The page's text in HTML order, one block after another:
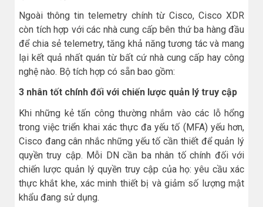
Ngoài thông tin telemetry chính từ Cisco, Cisco XDR
còn tích hợp với các nhà cung cấp bên thứ ba hàng đầu
để chia sẻ telemetry, tăng khả năng tương tác và mang
lại kết quả nhất quán từ bất cứ nhà cung cấp hay công
nghệ nào. Bộ tích hợp có sẵn bao gồm:
3 nhân tốt chính đối với chiến lược quản lý truy cập
Khi những kẻ tấn công thường nhắm vào các lỗ hổng
trong việc triển khai xác thực đa yếu tố (MFA) yếu hơn,
Cisco đang cân nhắc những yếu tố cần thiết để quản lý
quyền truy cập. Mỗi DN cần ba nhân tố chính đối với
chiến lược quản lý quyền truy cập của họ: yêu cầu xác
thực khắt khe, xác minh thiết bị và giảm số lượng mật
khẩu đang sử dụng.